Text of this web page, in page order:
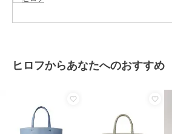
とお手入れについての表示がございますので
※照明の関係により、実際よりも色味が違っ
す。また、パソコン・スマートフォンなどの
画像のカラーが異なる場合もございます。
ヒロフからあなたへのおすすめ